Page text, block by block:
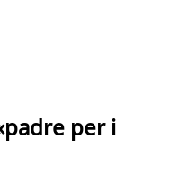
per i